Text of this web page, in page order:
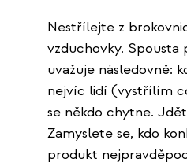
Nestřílejte z
vzduchovky. Spousta
uvažuje následovně:
nejvíc lidí (vystřílím
se někdo chytne.
Zamyslete se, kdo
produkt